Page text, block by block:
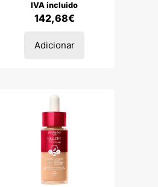
142,68€
IVA incluido
Adicionar